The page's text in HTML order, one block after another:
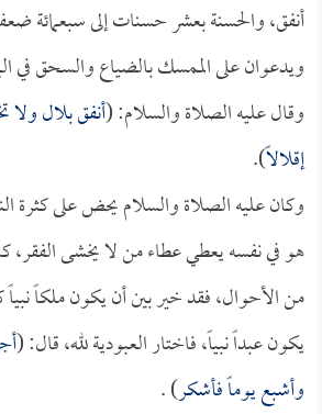
أنفق، والحسنة بعشر حسنات إلى سبعمائة
ويدعوان على الممسك بالضياع والسحق في
وقال عليه الصلاة والسلام: (أنفقبلال
إقلالاً).
وكان عليه الصلاة والسلام يحض على كثرة
هو في نفسه يعطي عطاء من لا يخشى الفقر،
من الأحوال، فقد خير بين أن يكون ملكاً
يكون عبداً نبياً، فاختار العبودية لله، قال: (
وأشبع يوماً فأشكر) .